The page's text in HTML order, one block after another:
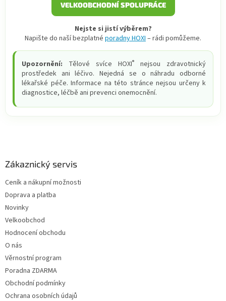
VELKOOBCHODNÍ SPOLUPRÁCE
Nejste si jistí výběrem?
Napište do naší bezplatné poradny HOXI – rádi pomůžeme.
Upozornění: Tělové svíce HOXI®
nejsou zdravotnický
prostředek ani léčivo. Nejedná se o náhradu odborné
lékařské péče. Informace na této stránce nejsou určeny k
diagnostice, léčbě ani prevenci onemocnění.
Zákaznický servis
Ceník a nákupní možnosti
Doprava a platba
Novinky
Velkoobchod
Hodnocení obchodu
O nás
Věrnostní program
Poradna ZDARMA
Obchodní podmínky
Ochrana osobních údajů